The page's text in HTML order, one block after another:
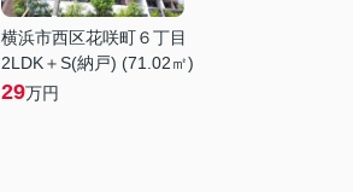
横浜市西区花咲町６丁目
2LDK＋S(納戸) (71.02㎡)
29万円